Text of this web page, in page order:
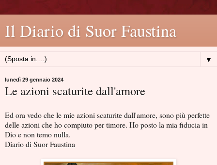
Il Diario di Suor Faustina
▼
lunedì 29 gennaio 2024
Le azioni scaturite dall'amore
Ed ora vedo che le mie azioni scaturite dall'amore, sono più perfette
delle azioni che ho compiuto per timore. Ho posto la mia fiducia in
Dio e non temo nulla.
Diario di Suor Faustina